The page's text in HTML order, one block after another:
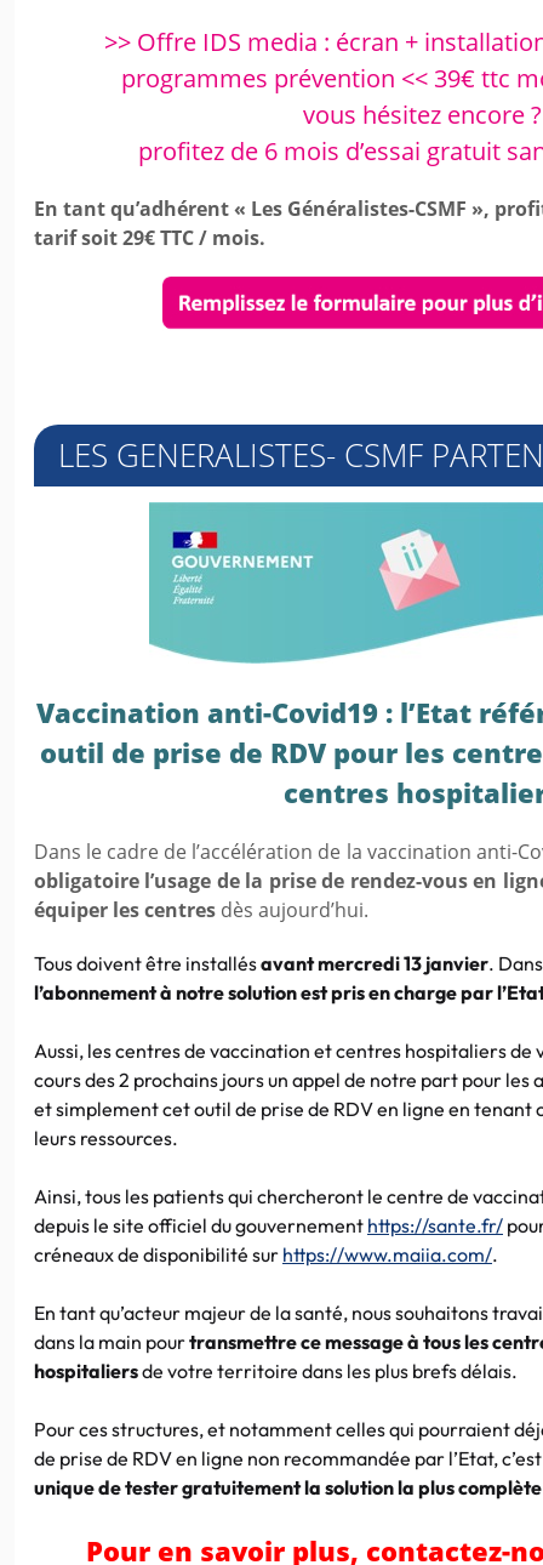
>> Offre IDS media : écran +
programmes prévention << 39€ ttc
vous hésitez encore ?
profitez de 6 mois d’essai gratuit
En tant qu’adhérent « Les Généralistes-CSMF »,
tarif soit 29€ TTC / mois.
LES GENERALISTES- CSMF
Vaccination anti-Covid19 : l’Etat
outil de prise de RDV pour les
centres
Dans le cadre de l’accélération de la vaccination anti-
obligatoire l’usage de la prise de rendez-vous en
équiper les centres dès aujourd’hui.
Tous doivent être installésavant mercredi 13 janvier.
l’abonnement à notre solution est pris en charge par
Aussi, les centres de vaccination et centres hospitaliers
cours des 2 prochains jours un appel de notre part pour
et simplement cet outil de prise de RDV en ligne en tenant
leurs ressources.
Ainsi, tous les patients qui chercheront le centre de
depuis le site officiel du gouvernement https://sante.fr/
créneaux de disponibilité sur https://www.maiia.com/.
En tant qu’acteur majeur de la santé, nous souhaitons
dans la main pourtransmettre ce message à tous les
hospitaliersde votre territoire dans les plus brefs délais.
Pour ces structures, et notamment celles qui pourraient
de prise de RDV en ligne non recommandée par l’Etat,
unique de tester gratuitement la solution la plus
Pour en savoir plus, contactez-